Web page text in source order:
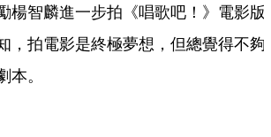
楊智麟進一步拍《唱歌吧！》電影版
，拍電影是終極夢想，但總覺得不夠
。